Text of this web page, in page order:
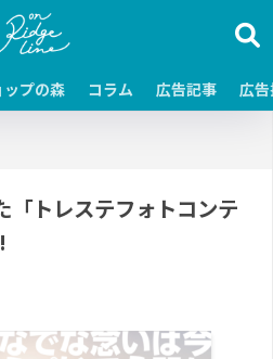
ップの森 コラム 広告記事 広
「トレステフォトコンテ